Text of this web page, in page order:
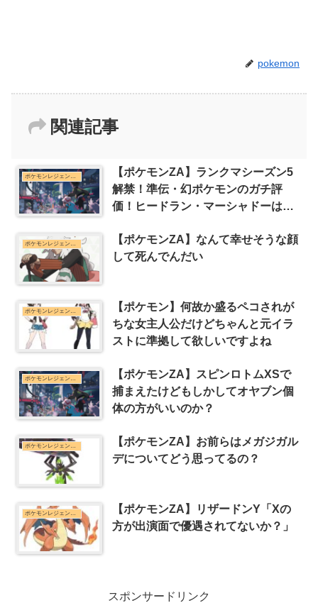
pokemon
関連記事
【ポケモンZA】ランクマシーズン5
解禁！準伝・幻ポケモンのガチ評
価！ヒードラン・マーシャドーは環
【ポケモンZA】なんて幸せそうな顔
して死んでんだい
ポケモンレジェンズZ-Aまとめ
【ポケモン】何故か盛るペコされが
ちな女主人公だけどちゃんと元イラ
ストに準拠して欲しいですよね
ポケモンレジェンズZ-Aまとめ
【ポケモンZA】スピンロトムXSで
捕まえたけどもしかしてオヤブン個
体の方がいいのか？
ポケモンレジェンズZ-Aまとめ
【ポケモンZA】お前らはメガジガル
デについてどう思ってるの？
ポケモンレジェンズZ-Aまとめ
【ポケモンZA】リザードンY「Xの
方が出演面で優遇されてないか？」
スポンサードリンク